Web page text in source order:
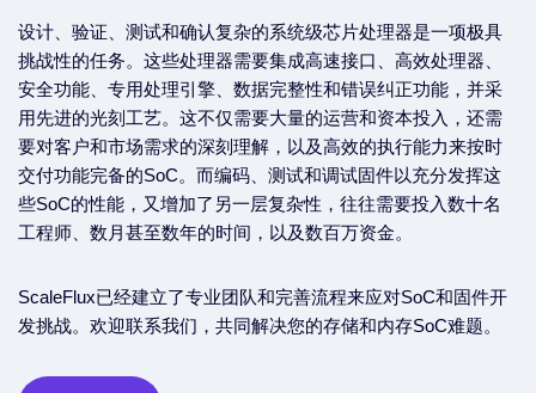
设计、验证、测试和确认复杂的系统级芯片处理器是一项极具
挑战性的任务。这些处理器需要集成高速接口、高效处理器、
安全功能、专用处理引擎、数据完整性和错误纠正功能，并采
用先进的光刻工艺。这不仅需要大量的运营和资本投入，还需
要对客户和市场需求的深刻理解，以及高效的执行能力来按时
交付功能完备的SoC。而编码、测试和调试固件以充分发挥这
些SoC的性能，又增加了另一层复杂性，往往需要投入数十名
工程师、数月甚至数年的时间，以及数百万资金。
ScaleFlux已经建立了专业团队和完善流程来应对SoC和固件开
发挑战。欢迎联系我们，共同解决您的存储和内存SoC难题。